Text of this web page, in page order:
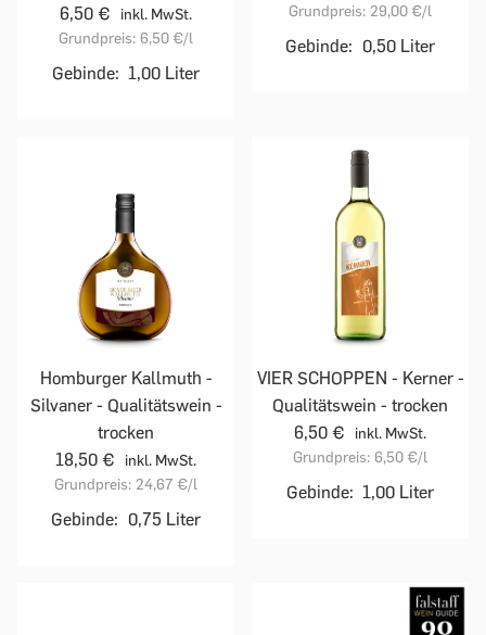
6,50 €
inkl. MwSt.
Grundpreis: 6,50 €/l
Gebinde: 1,00 Liter
Grundpreis: 29,00 €/l
Gebinde: 0,50 Liter
Homburger Kallmuth -
Silvaner - Qualitätswein -
trocken
18,50 €
inkl. MwSt.
Grundpreis: 24,67 €/l
Gebinde: 0,75 Liter
VIER SCHOPPEN - Kerner -
Qualitätswein - trocken
6,50 €
inkl. MwSt.
Grundpreis: 6,50 €/l
Gebinde: 1,00 Liter